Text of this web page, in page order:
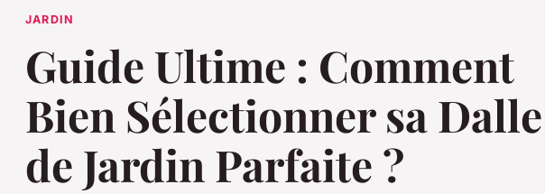
JARDIN
Guide Ultime : Comment
Bien Sélectionner sa Dalle
de Jardin Parfaite ?